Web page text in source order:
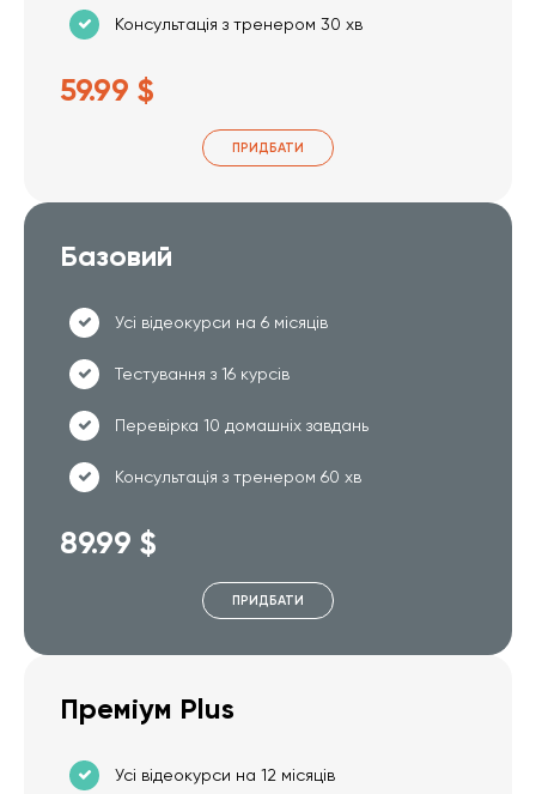
Консультація з тренером 30 хв
59.99 $
ПРИДБАТИ
Базовий
Усі відеокурси на 6 місяців
Тестування з 16 курсів
Перевірка 10 домашніх завдань
Консультація з тренером 60 хв
89.99 $
ПРИДБАТИ
Преміум Plus
Усі відеокурси на 12 місяців